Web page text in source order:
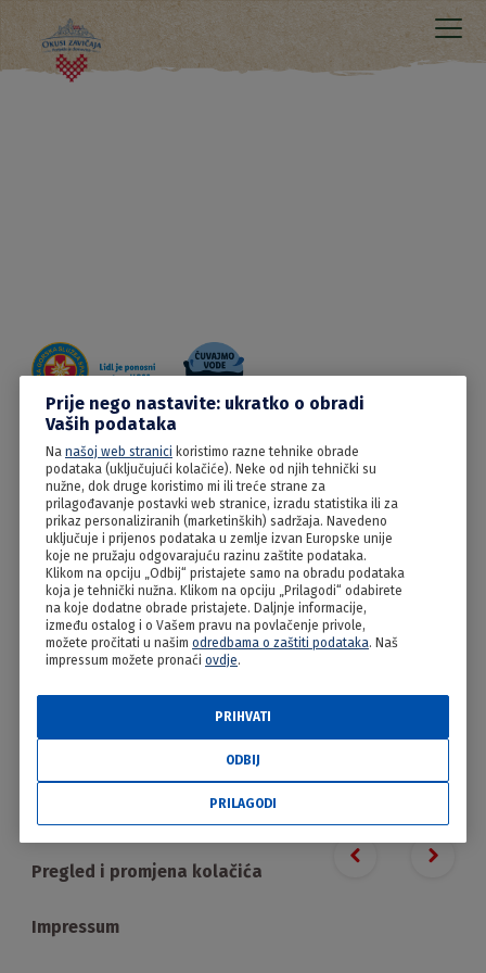
20.06.2022
Tortelini ?
Previous slide
Next
Pregled i promjena kolačića
Impressum
Prije nego nastavite: ukratko o obradi
Vaših podataka
Na našoj web stranici koristimo razne tehnike obrade
podataka (uključujući kolačiće). Neke od njih tehnički su
nužne, dok druge koristimo mi ili treće strane za
prilagođavanje postavki web stranice, izradu statistika ili za
prikaz personaliziranih (marketinških) sadržaja. Navedeno
uključuje i prijenos podataka u zemlje izvan Europske unije
koje ne pružaju odgovarajuću razinu zaštite podataka.
Klikom na opciju „Odbij“ pristajete samo na obradu podataka
koja je tehnički nužna. Klikom na opciju „Prilagodi“ odabirete
na koje dodatne obrade pristajete. Daljnje informacije,
između ostalog i o Vašem pravu na povlačenje privole,
možete pročitati u našim odredbama o zaštiti podataka. Naš
impressum možete pronaći ovdje.
ODBIJ
PRIHVATI
PRILAGODI